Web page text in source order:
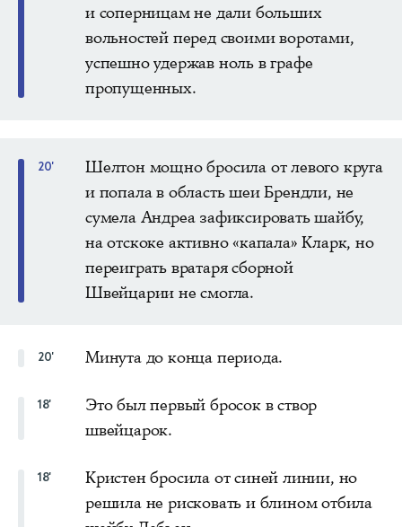
и соперницам не дали больших
вольностей перед своими воротами,
успешно удержав ноль в графе
пропущенных.
20'
Шелтон мощно бросила от левого круга
и попала в область шеи Брендли, не
сумела Андреа зафиксировать шайбу,
на отскоке активно «капала» Кларк, но
переиграть вратаря сборной
Швейцарии не смогла.
20' Минута до конца периода.
18'
Это был первый бросок в створ
швейцарок.
18'
Кристен бросила от синей линии, но
решила не рисковать и блином отбила